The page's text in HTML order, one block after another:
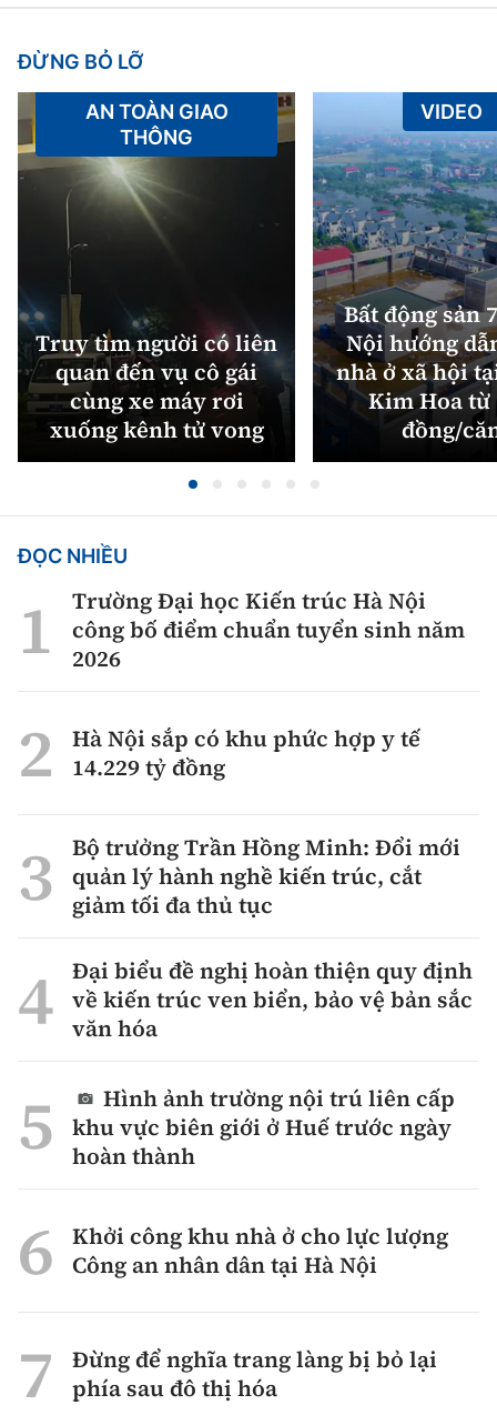
ĐỪNG BỎ LỠ
Truy tìm người có liên
quan đến vụ cô gái
cùng xe máy rơi
xuống kênh tử vong
AN TOÀN GIAO
THÔNG
Bất động sản
Nội hướng
nhà ở xã hội
Kim Hoa từ
đồng/
VIDEO
ĐỌC NHIỀU
Trường Đại học Kiến trúc Hà Nội
công bố điểm chuẩn tuyển sinh năm
2026
Hà Nội sắp có khu phức hợp y tế
14.229 tỷ đồng
Bộ trưởng Trần Hồng Minh: Đổi mới
quản lý hành nghề kiến trúc, cắt
giảm tối đa thủ tục
Đại biểu đề nghị hoàn thiện quy định
về kiến trúc ven biển, bảo vệ bản sắc
văn hóa
Hình ảnh trường nội trú liên cấp
khu vực biên giới ở Huế trước ngày
hoàn thành
Khởi công khu nhà ở cho lực lượng
Công an nhân dân tại Hà Nội
Đừng để nghĩa trang làng bị bỏ lại
phía sau đô thị hóa